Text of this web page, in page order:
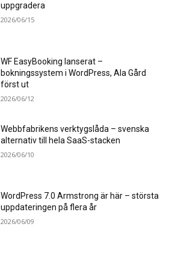
uppgradera
2026/06/15
WF EasyBooking lanserat –
bokningssystem i WordPress, Ala Gård
först ut
2026/06/12
Webbfabrikens verktygslåda – svenska
alternativ till hela SaaS-stacken
2026/06/10
WordPress 7.0 Armstrong är här – största
uppdateringen på flera år
2026/06/09